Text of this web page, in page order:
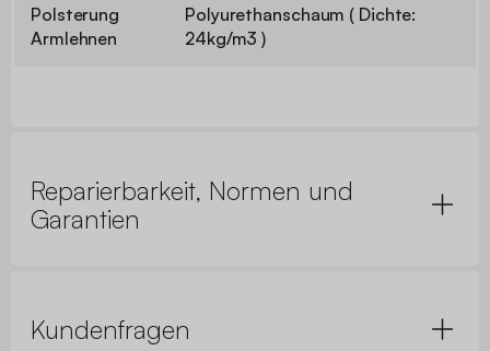
Polsterung
Armlehnen
Polyurethanschaum ( Dichte:
24kg/m3 )
Reparierbarkeit, Normen und
Garantien
Kundenfragen